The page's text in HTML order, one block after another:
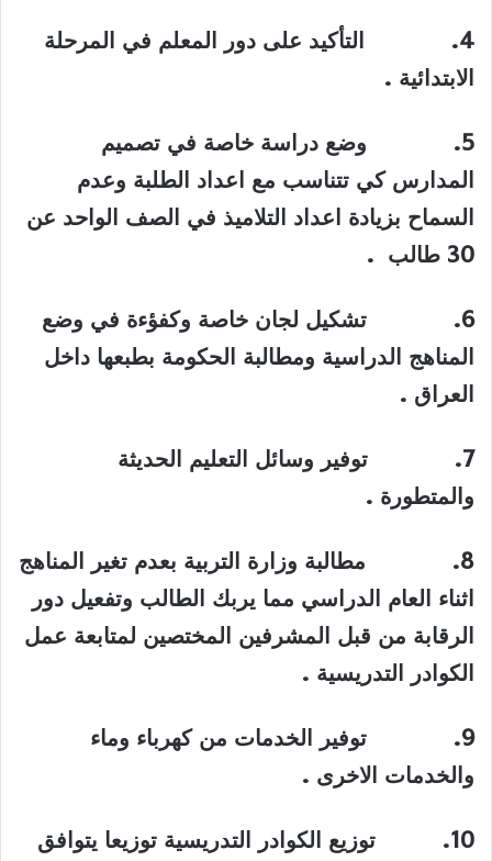
4.
التأكيد على دور المعلم في المرحلة
الابتدائية .
5.
وضع دراسة خاصة في تصميم
المدارس كي تتناسب مع اعداد الطلبة وعدم
السماح بزيادة اعداد التلاميذ في الصف الواحد عن
30 طالب
.
6.
تشكيل لجان خاصة وكفؤءة في وضع
المناهج الدراسية ومطالبة الحكومة بطبعها داخل
العراق .
7.
توفير وسائل التعليم الحديثة
والمتطورة .
8.
مطالبة وزارة التربية بعدم تغير المناهج
اثناء العام الدراسي مما يربك الطالب وتفعيل دور
الرقابة من قبل المشرفين المختصين لمتابعة عمل
الكوادر التدريسية .
9.
توفير الخدمات من كهرباء وماء
والخدمات الاخرى .
10.
توزيع الكوادر التدريسية توزيعا يتوافق